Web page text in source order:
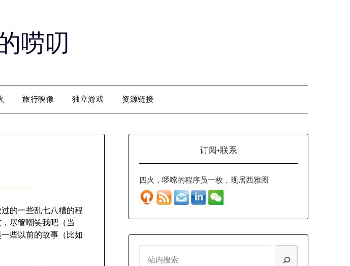
唠叨
旅行映像 独立游戏 资源链接
的一些乱七八糟的程
尽管嘲笑我吧（当
些以前的故事（比如
订阅·联系
四火，啰嗦的程序员一枚，现居西雅图